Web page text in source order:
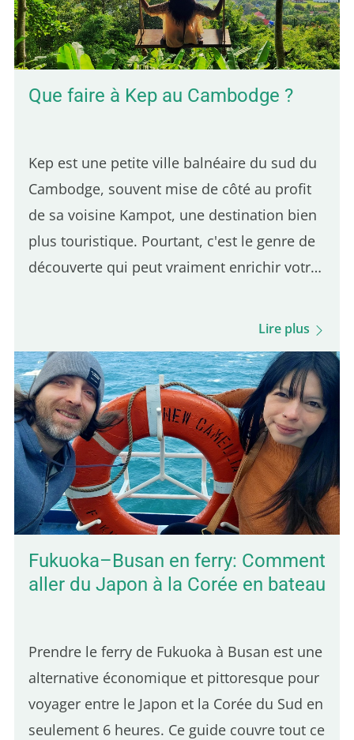
pour déguster une vraie poutine à Paris : 5e
position – Hot Corner : Une poutine halal à
bas prix Le Hot Corner est un petit…
Que faire à Kep au Cambodge ?
Kep est une petite ville balnéaire du sud du
Cambodge, souvent mise de côté au profit
de sa voisine Kampot, une destination bien
plus touristique. Pourtant, c'est le genre de
découverte qui peut vraiment enrichir votre
seulement 30 minutes de Kampot, elle se
C'est la première ville où je me suis arrêté
en arrivant au Cambodge, et elle m'a
agréablement surpris. L'ambiance est
calme, la vie locale encore bien présente, et
les paysages verdoyants. On y trouve aussi
des bungalows à petit prix sur de grands
terrains…
Lire plus
Fukuoka–Busan en ferry: Comment
aller du Japon à la Corée en bateau
Prendre le ferry de Fukuoka à Busan est une
alternative économique et pittoresque pour
voyager entre le Japon et la Corée du Sud en
seulement 6 heures. Ce guide couvre tout ce